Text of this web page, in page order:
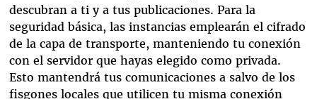
descubran a ti y a tus publicaciones. Para la
seguridad básica, las instancias emplearán el cifrado
de la capa de transporte, manteniendo tu conexión
con el servidor que hayas elegido como privada.
Esto mantendrá tus comunicaciones a salvo de los
fisgones locales que utilicen tu misma conexión